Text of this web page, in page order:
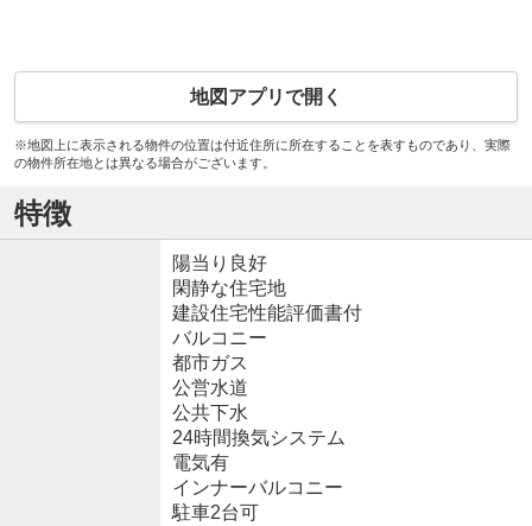
地図アプリで開く
※地図上に表示される物件の位置は付近住所に所在することを表すものであり、実際
の物件所在地とは異なる場合がございます。
特徴
陽当り良好
閑静な住宅地
建設住宅性能評価書付
バルコニー
都市ガス
公営水道
公共下水
24時間換気システム
電気有
インナーバルコニー
駐車2台可